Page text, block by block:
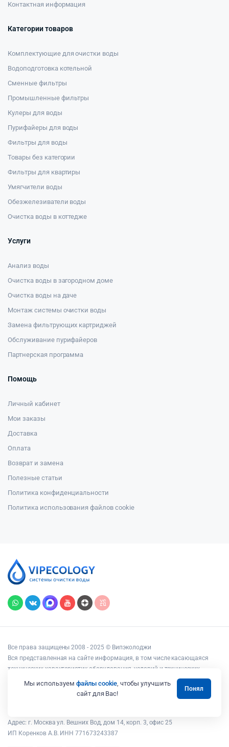
Контактная информация
Категории товаров
Комплектующие для очистки воды
Водоподготовка котельной
Сменные фильтры
Промышленные фильтры
Кулеры для воды
Пурифайеры для воды
Фильтры для воды
Товары без категории
Фильтры для квартиры
Умягчители воды
Обезжелезиватели воды
Очистка воды в коттедже
Услуги
Анализ воды
Очистка воды в загородном доме
Очистка воды на даче
Монтаж системы очистки воды
Замена фильтрующих картриджей
Обслуживание пурифайеров
Партнерская программа
Помощь
Личный кабинет
Мои заказы
Доставка
Оплата
Возврат и замена
Полезные статьи
Политика конфиденциальности
Политика использования файлов cookie
Все права защищены 2008 - 2025 © Випэколоджи
Вся представленная на сайте информация, в том числе касающаяся
технических характеристик оборудования, условий и технических
возможностей подключения, наличия на складе, стоимости товаров и
услуг, носит информационный характер и ни при каких условиях не
является публичной офертой, определяемой положениями статьи 437
Адрес: г. Москва ул. Вешних Вод, дом 14, корп. 3, офис 25
ИП Коренков А.В. ИНН 771673243387
Мы используем файлы cookie, чтобы улучшить
сайт для Вас!
Понял